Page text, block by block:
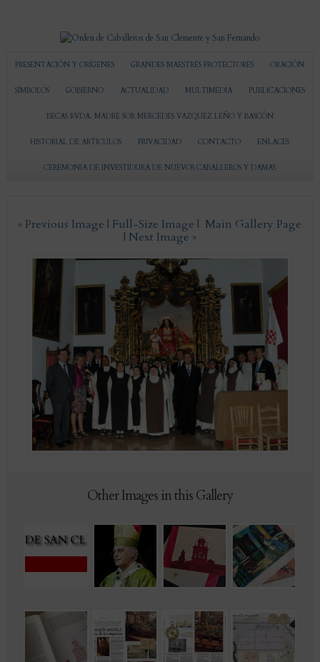
PRESENTACIÓN Y ORÍGENES GRANDES MAESTRES PROTECTORES ORACIÓN
SÍMBOLOS GOBIERNO ACTUALIDAD MULTIMEDIA PUBLICACIONES
BECAS RVDA. MADRE SOR MERCEDES VAZQUEZ LEÑO Y BASCÓN
HISTORIAL DE ARTICULOS PRIVACIDAD CONTACTO ENLACES
CEREMONIA DE INVESTIDURA DE NUEVOS CABALLEROS Y DAMAS
« Previous Image | Full-Size Image | Main Gallery Page
| Next Image »
Other Images in this Gallery